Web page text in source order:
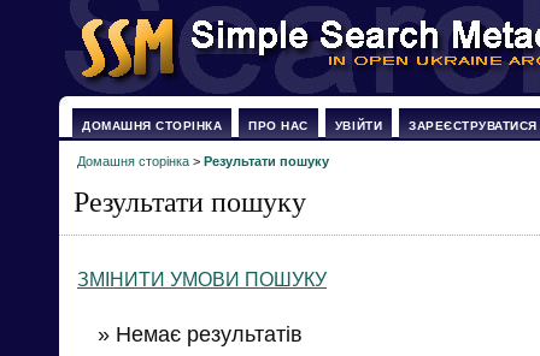
ДОМАШНЯ СТОРІНКА ПРО НАС УВІЙТИ ЗАРЕЄСТРУВАТИСЯ
Домашня сторінка > Результати пошуку
Результати пошуку
ЗМІНИТИ УМОВИ ПОШУКУ
» Немає результатів